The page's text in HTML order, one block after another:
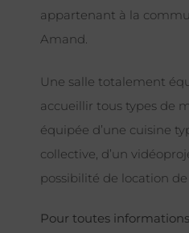
appartenant à la
Amand.
Une salle totalement
accueillir tous types de
équipée d’une cuisine
collective, d’un
possibilité de location de
Pour toutes